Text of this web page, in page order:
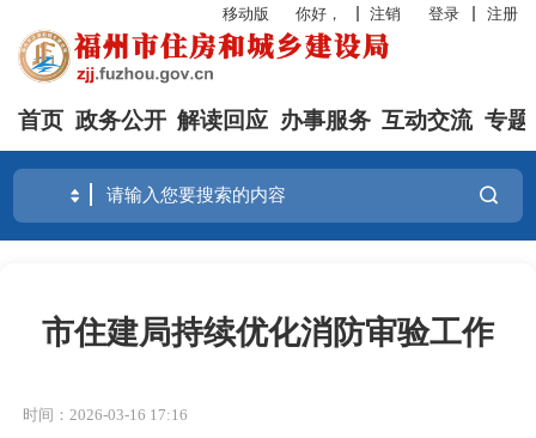
移动版 你好， 注销 登录 注册
首页 政务公开 解读回应 办事服务 互动交流 专题
市住建局持续优化消防审验工作
时间：2026-03-16 17:16